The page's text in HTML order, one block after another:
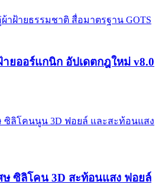
ยออร์แกนิก อัปเดตกฎใหม่ v8.0
ษ ซิลิโคน 3D สะท้อนแสง ฟอยล์